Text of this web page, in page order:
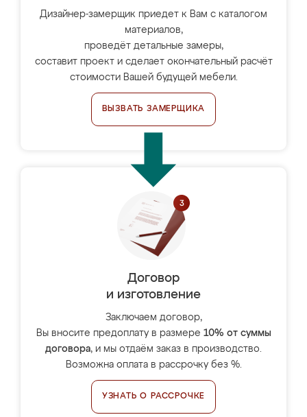
Дизайнер-замерщик приедет к Вам с каталогом
материалов,
проведёт детальные замеры,
составит проект и сделает окончательный расчёт
стоимости Вашей будущей мебели.
ВЫЗВАТЬ ЗАМЕРЩИКА
Договор
и изготовление
Заключаем договор,
Вы вносите предоплату в размере 10% от суммы
договора, и мы отдаём заказ в производство.
Возможна оплата в рассрочку без %.
УЗНАТЬ О РАССРОЧКЕ